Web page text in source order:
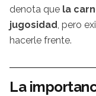
denota que la
jugosidad , pero
hacerle frente.
La